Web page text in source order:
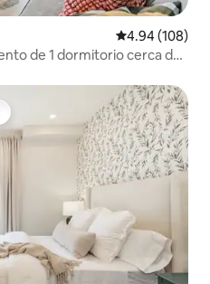
Calificación
4.94 (108)
de 1 dormitorio cerca de